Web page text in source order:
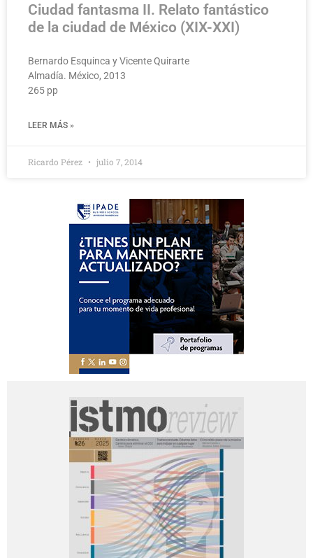
Ciudad fantasma II. Relato fantástico
de la ciudad de México (XIX-XXI)
Bernardo Esquinca y Vicente Quirarte
Almadía. México, 2013
265 pp
LEER MÁS »
Ricardo Pérez julio 7, 2014